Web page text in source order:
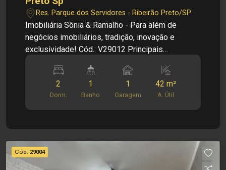
Res. Parque dos Servidores - Ribeirão Preto/SP
Imobiliária Sônia & Ramalho - Para além de
negócios imobiliários, tradição, inovação e
exclusividade! Cód.: V29012 Principais
- ??02 dormitórios com infra para ar condicionado
- ??Sala ampla com rack e painel p/ TV +
ventilador - ??Cozinha equipada com armários
novos - ??Área de serviço - Banheiro com box
Informações do Condomínio: - Condomínio conta
com portaria 24h e controle de acesso facial - 2
2
Dorm.
1
Banho
1
Garagem
42 m²
A. Útil
Cód. 29004